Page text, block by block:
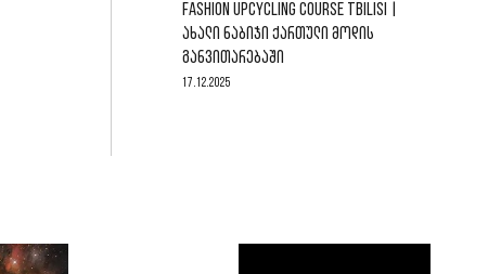
FASHION UPCYCLING COURSE TBILISI |
ᲐᲮᲐᲚᲘ ᲜᲐᲑᲘᲯᲘ ᲥᲐᲠᲗᲣᲚᲘ ᲛᲝᲓᲘᲡ
ᲒᲐᲜᲕᲘᲗᲐᲠᲔᲑᲐᲨᲘ
17.12.2025